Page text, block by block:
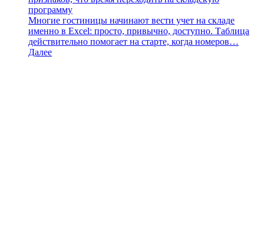
программу
Многие гостиницы начинают вести учет на складе
именно в Excel: просто, привычно, доступно. Таблица
действительно помогает на старте, когда номеров…
Далее